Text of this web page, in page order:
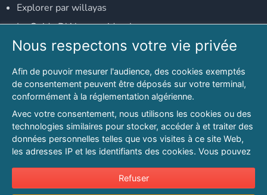
Explorer par willayas
Le Guide D'Alger, guide-alger.com
NOS RÉSEAUX SOCIAUX
Notre page Facebook
Notre page LinkedIn
Notre page Instagram
Notre page Twitter
© 2026 PAGESMAGHREB.COM. ALL RIGHTS RESERVED
Nous respectons votre vie privée
Afin de pouvoir mesurer l'audience, des cookies exemptés
de consentement peuvent être déposés sur votre terminal,
conformément à la réglementation algérienne.
Avec votre consentement, nous utilisons les cookies ou des
technologies similaires pour stocker, accéder à et traiter des
données personnelles telles que vos visites à ce site Web,
les adresses IP et les identifiants des cookies. Vous pouvez
sur l'intérêt légitime à tout moment en cliquant sur « Refuser
».
Refuser